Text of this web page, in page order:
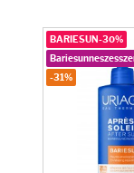
BARIESUN-30%
-31%
Tisztálkodók